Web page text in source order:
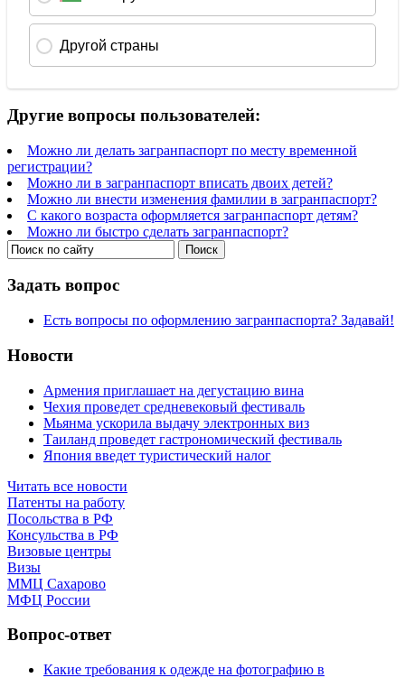
Другие вопросы пользователей:
Можно ли делать загранпаспорт по месту временной
регистрации?
Можно ли в загранпаспорт вписать двоих детей?
Можно ли внести изменения фамилии в загранпаспорт?
С какого возраста оформляется загранпаспорт детям?
Можно ли быстро сделать загранпаспорт?
Задать вопрос
Есть вопросы по оформлению загранпаспорта? Задавай!
Новости
Армения приглашает на дегустацию вина
Чехия проведет средневековый фестиваль
Мьянма ускорила выдачу электронных виз
Таиланд проведет гастрономический фестиваль
Япония введет туристический налог
Читать все новости
Патенты на работу
Посольства в РФ
Консульства в РФ
Визовые центры
Визы
ММЦ Сахарово
МФЦ России
Вопрос-ответ
Какие требования к одежде на фотографию в